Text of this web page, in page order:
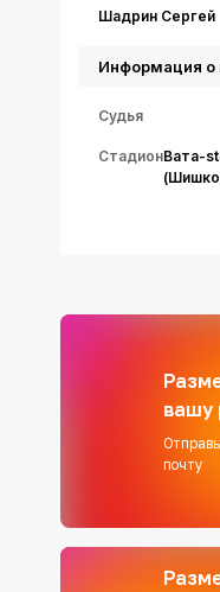
Шадрин Сергей
Информация о
Судья
СтадионВата-
вашу
почту